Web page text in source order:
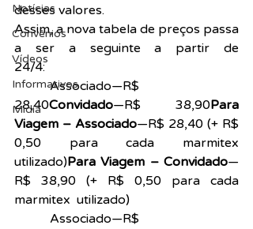
Notícias
Convênios
Vídeos
Informativos
Midia
desses valores.
Assim, a nova tabela de preços passa
a ser a seguinte a partir de
24/4:Refeição por quilo—
PreçoAssociado—R$
28,40Convidado—R$ 38,90Para
Viagem – Associado—R$ 28,40 (+ R$
0,50 para cada marmitex
utilizado)Para Viagem – Convidado—
R$ 38,90 (+ R$ 0,50 para cada
marmitex utilizado)Prato Comercial—
Associado—R$